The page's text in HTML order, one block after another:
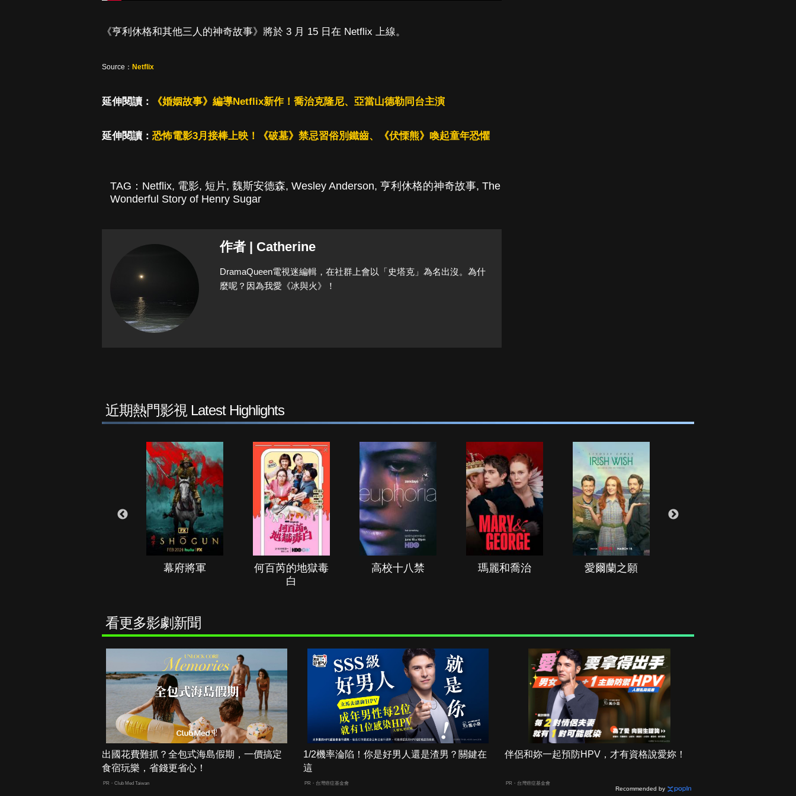
《亨利休格和其他三人的神奇故事》將於 3 月 15 日在 Netflix 上線。
Source： Netflix
延伸閱讀： 《婚姻故事》編導Netflix新作！喬治克隆尼、亞當山德勒同台主演
延伸閱讀： 恐怖電影3月接棒上映！《破墓》禁忌習俗別鐵齒、《伏慄熊》喚起童年恐懼
TAG： Netflix, 電影, 短片, 魏斯安德森, Wesley Anderson, 亨利休格的神奇故事, The
Wonderful Story of Henry Sugar
作者 | Catherine
DramaQueen電視迷編輯，在社群上會以「史塔克」為名出沒。為什
麼呢？因為我愛《冰與火》！
近期熱門影視 Latest Highlights
幕府將軍
何百芮的地獄毒
白
高校十八禁 瑪麗和喬治 愛爾蘭之願
看更多影劇新聞
出國花費難抓？全包式海島假期，一價搞定
食宿玩樂，省錢更省心！
PR・Club Med Taiwan
1/2機率淪陷！你是好男人還是渣男？關鍵在
這
PR・台灣癌症基金會
伴侶和妳一起預防HPV，才有資格說愛妳！
PR・台灣癌症基金會
Recommended by